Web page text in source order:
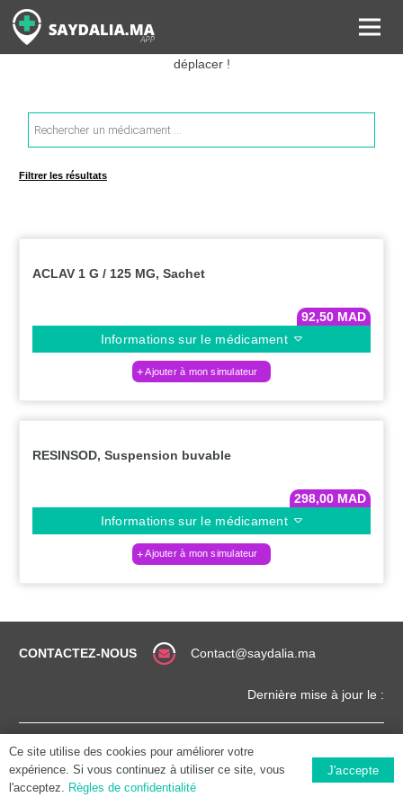
Rechercher les informations sur vos médicaments, leurs prix et
estimer ainsi le coût total de votre ordonnance, sans vous
déplacer !
Recherche
de
produits
Filtrer les résultats
ACLAV 1 G / 125 MG, Sachet
92,50 MAD
Informations sur le médicament
Ajouter à mon simulateur
RESINSOD, Suspension buvable
298,00 MAD
Informations sur le médicament
Ajouter à mon simulateur
CONTACTEZ-NOUS Contact@saydalia.ma
Dernière mise à jour le :
GÉNÉRALES
SAYDALIA.MA
Ce site utilise des cookies pour améliorer votre
expérience. Si vous continuez à utiliser ce site, vous
l'acceptez. Règles de confidentialité
J'accepte